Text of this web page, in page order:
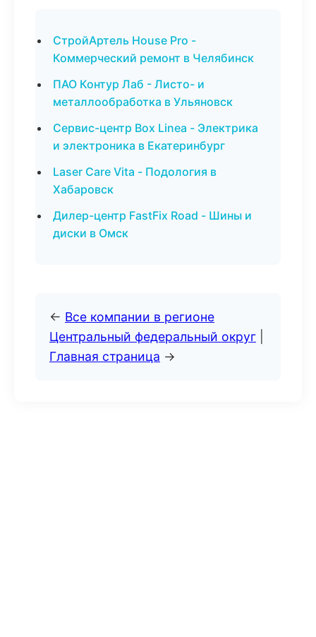
СтройАртель House Pro -
Коммерческий ремонт в Челябинск
ПАО Контур Лаб - Листо- и
металлообработка в Ульяновск
Сервис-центр Box Linea - Электрика
и электроника в Екатеринбург
Laser Care Vita - Подология в
Хабаровск
Дилер-центр FastFix Road - Шины и
диски в Омск
← Все компании в регионе
Центральный федеральный округ
Главная страница →